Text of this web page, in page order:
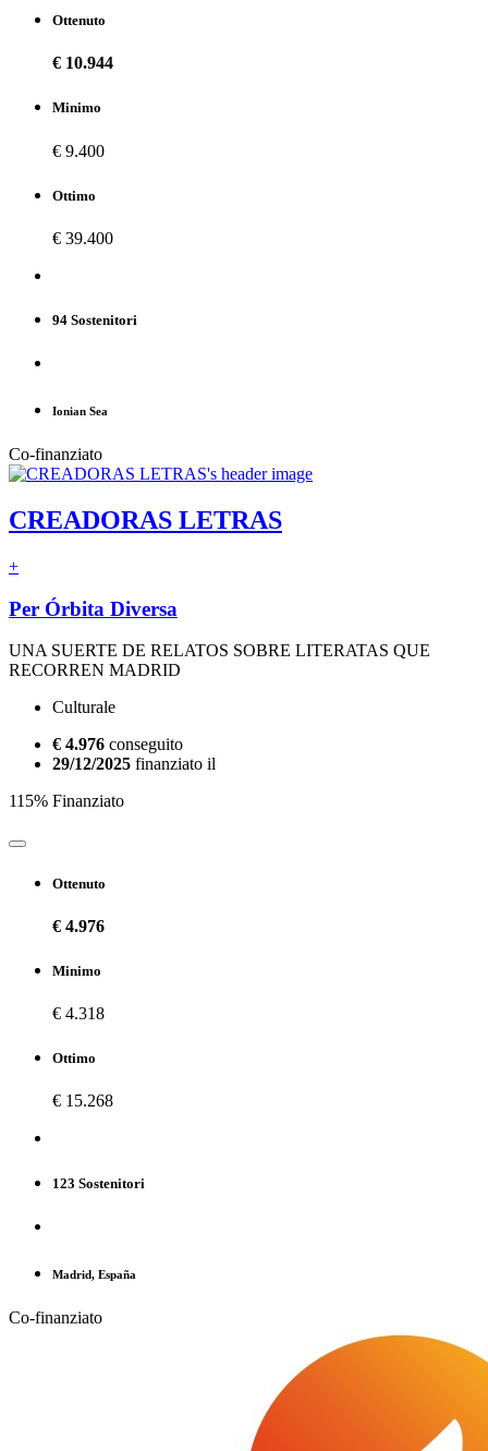
Ottenuto
€ 10.944
Minimo
€ 9.400
Ottimo
€ 39.400
94 Sostenitori
Ionian Sea
Co-finanziato
CREADORAS LETRAS
+
Per Órbita Diversa
UNA SUERTE DE RELATOS SOBRE LITERATAS QUE
RECORREN MADRID
Culturale
€ 4.976 conseguito
29/12/2025 finanziato il
115% Finanziato
Ottenuto
€ 4.976
Minimo
€ 4.318
Ottimo
€ 15.268
123 Sostenitori
Madrid, España
Co-finanziato